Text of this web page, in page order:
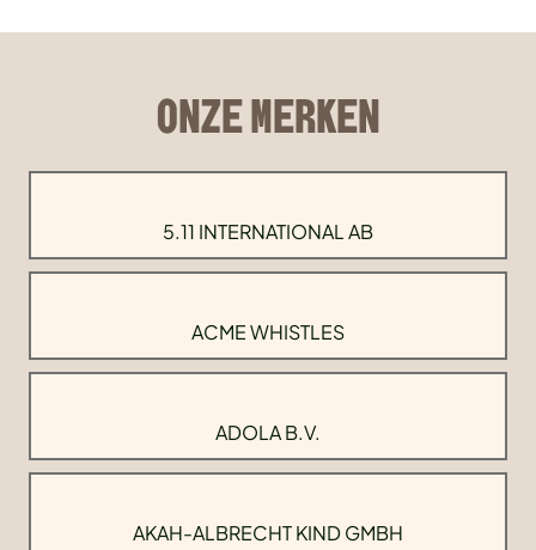
ONZE MERKEN
5.11 INTERNATIONAL AB
ACME WHISTLES
ADOLA B.V.
AKAH-ALBRECHT KIND GMBH